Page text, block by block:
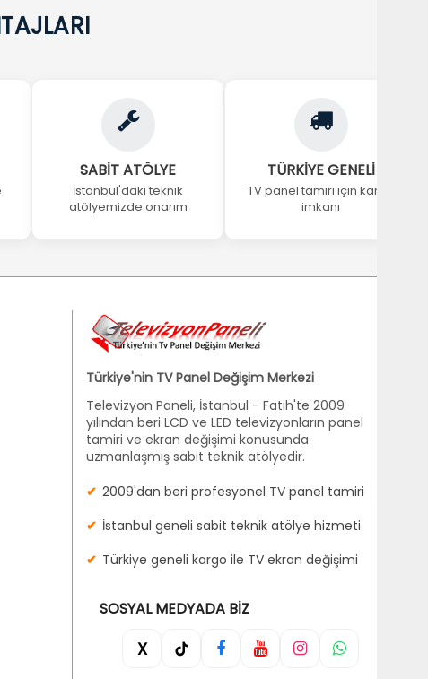
SABİT ATÖLYE
İstanbul'daki teknik
atölyemizde onarım
TÜRKİYE GENELİ
TV panel tamiri için kargo
imkanı
Türkiye'nin TV Panel Değişim Merkezi
Televizyon Paneli, İstanbul - Fatih'te 2009
yılından beri LCD ve LED televizyonların panel
tamiri ve ekran değişimi konusunda
uzmanlaşmış sabit teknik atölyedir.
2009'dan beri profesyonel TV panel tamiri
İstanbul geneli sabit teknik atölye hizmeti
Türkiye geneli kargo ile TV ekran değişimi
SOSYAL MEDYADA BIZ
X